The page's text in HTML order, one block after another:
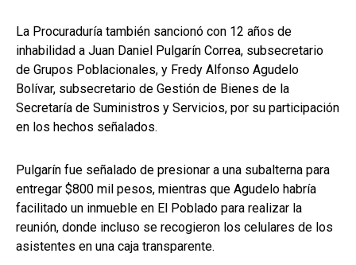
La Procuraduría también sancionó con 12 años de
inhabilidad a Juan Daniel Pulgarín Correa, subsecretario
de Grupos Poblacionales, y Fredy Alfonso Agudelo
Bolívar, subsecretario de Gestión de Bienes de la
Secretaría de Suministros y Servicios, por su participación
en los hechos señalados.
Pulgarín fue señalado de presionar a una subalterna para
entregar $800 mil pesos, mientras que Agudelo habría
facilitado un inmueble en El Poblado para realizar la
reunión, donde incluso se recogieron los celulares de los
asistentes en una caja transparente.